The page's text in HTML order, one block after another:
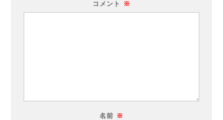
コメント ※
名前 ※